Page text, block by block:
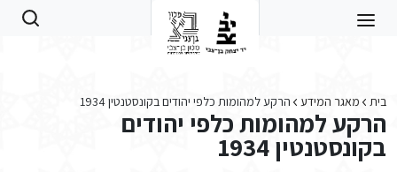
בית מאגר המידע הרקע למהומות כלפי יהודים בקונסטנטין 1934
הרקע למהומות כלפי יהודים
בקונסטנטין 1934